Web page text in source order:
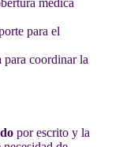
médica
para el
para coordinar la
por escrito y la